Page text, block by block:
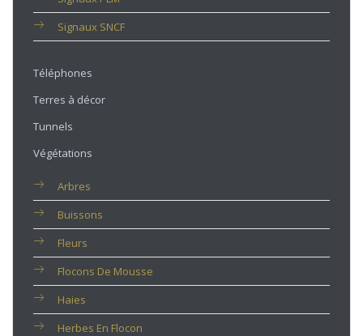
Signaux SNCF
Téléphones
Terres à décor
Tunnels
Végétations
Arbres
Buissons
Fleurs
Flocons De Mousse
Haies
Herbes En Flocon